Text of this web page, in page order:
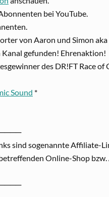
bei YouTube.
von Aaron und Simon
Kanal gefunden! Ehrenaktion!
des DR!FT Race of
Sound *
sind sogenannte Affiliate-
Online-Shop